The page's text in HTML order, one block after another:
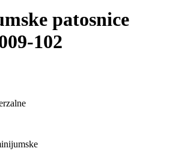
patosnice
102